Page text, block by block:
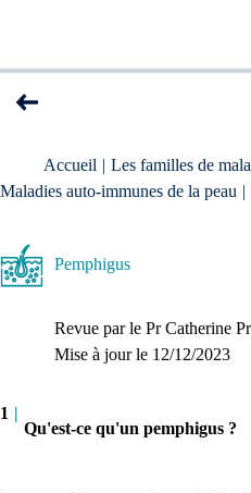
Accueil | Les familles de
Maladies auto-immunes de la peau |
Pemphigus
Revue par le Pr Catherine
Mise à jour le 12/12/2023
1 |
Qu'est-ce qu'un pemphigus ?